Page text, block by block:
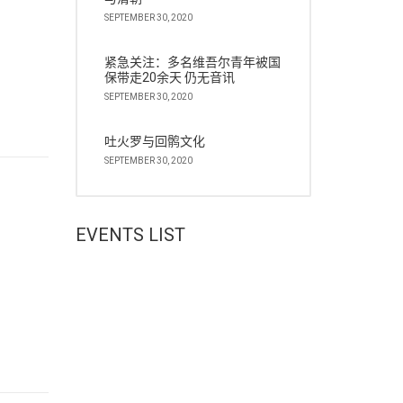
SEPTEMBER 30, 2020
紧急关注：多名维吾尔青年被国
保带走20余天 仍无音讯
SEPTEMBER 30, 2020
吐火罗与回鹘文化
SEPTEMBER 30, 2020
EVENTS LIST